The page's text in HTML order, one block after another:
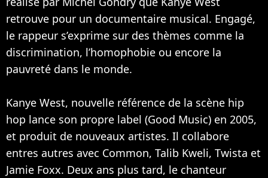
retrouve pour un documentaire musical. Engagé,
le rappeur s’exprime sur des thèmes comme la
discrimination, l’homophobie ou encore la
pauvreté dans le monde.
Kanye West, nouvelle référence de la scène hip
hop lance son propre label (Good Music) en 2005,
et produit de nouveaux artistes. Il collabore
entres autres avec Common, Talib Kweli, Twista et
Jamie Foxx. Deux ans plus tard, le chanteur